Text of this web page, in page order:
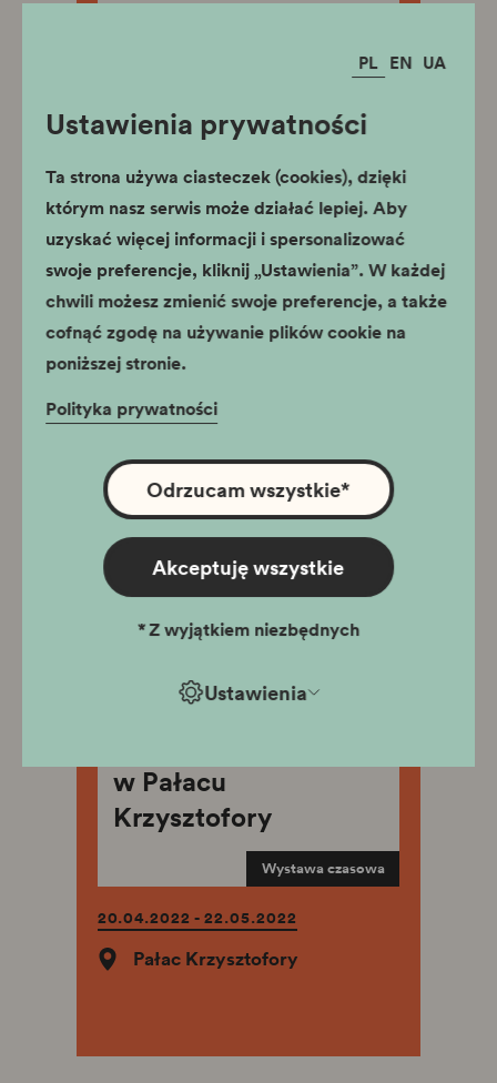
PL EN UA
Ustawienia prywatności
Ta strona używa ciasteczek (cookies), dzięki
którym nasz serwis może działać lepiej. Aby
uzyskać więcej informacji i spersonalizować
swoje preferencje, kliknij „Ustawienia”. W każdej
chwili możesz zmienić swoje preferencje, a także
cofnąć zgodę na używanie plików cookie na
poniższej stronie.
Polityka prywatności
Ustawienia
Odrzucam wszystkie*
Akceptuję wszystkie
*Z wyjątkiem niezbędnych
Muzeum Podgórza
I Was Lookin’ Back to
See if You Were
Lookin’ Back at Me to
at You
28.05.2022 - 26.06.2022
Muzeum Nowej Huty
w Pałacu
Krzysztofory
Wystawa czasowa
20.04.2022 - 22.05.2022
Pałac Krzysztofory